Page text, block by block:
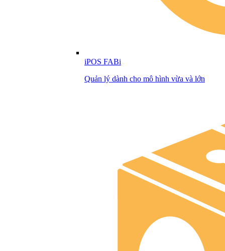
iPOS FABi
Quản lý dành cho mô hình vừa và lớn